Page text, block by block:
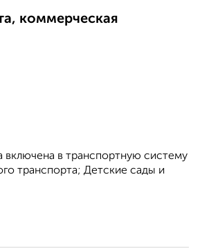
коммерческая
в транспортную систему
транспорта; Детские сады и